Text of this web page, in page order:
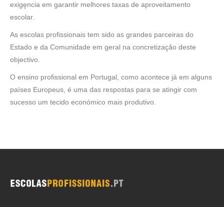
exigęncia em garantir melhores taxas de aproveitamento
escolar.
As escolas profissionais tem sido as grandes parceiras do
Estado e da Comunidade em geral na concretizaçăo deste
objectivo.
O ensino profissional em Portugal, como acontece já em alguns
países Europeus, é uma das respostas para se atingir com
sucesso um tecido económico mais produtivo.